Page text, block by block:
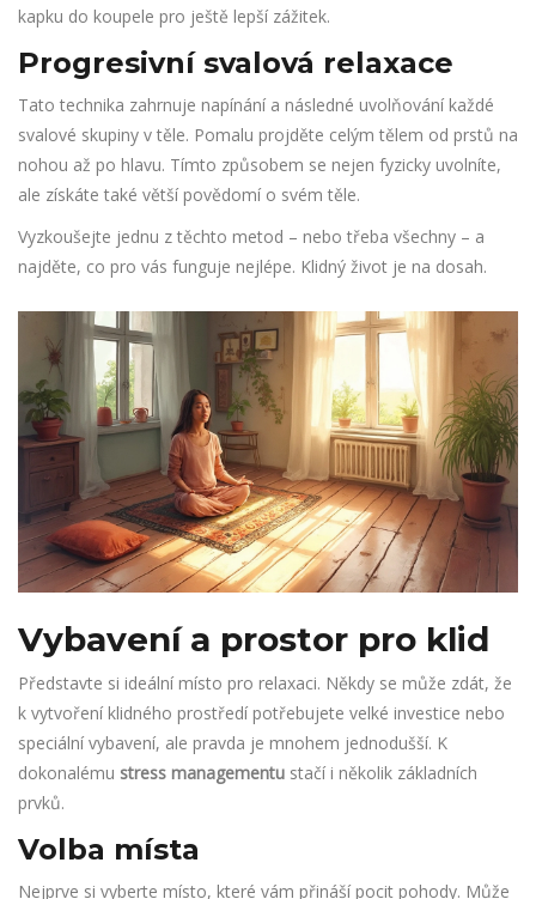
kapku do koupele pro ještě lepší zážitek.
Progresivní svalová relaxace
Tato technika zahrnuje napínání a následné uvolňování každé
svalové skupiny v těle. Pomalu projděte celým tělem od prstů na
nohou až po hlavu. Tímto způsobem se nejen fyzicky uvolníte,
ale získáte také větší povědomí o svém těle.
Vyzkoušejte jednu z těchto metod – nebo třeba všechny – a
najděte, co pro vás funguje nejlépe. Klidný život je na dosah.
Vybavení a prostor pro klid
Představte si ideální místo pro relaxaci. Někdy se může zdát, že
k vytvoření klidného prostředí potřebujete velké investice nebo
speciální vybavení, ale pravda je mnohem jednodušší. K
dokonalému stress managementu stačí i několik základních
prvků.
Volba místa
Nejprve si vyberte místo, které vám přináší pocit pohody. Může